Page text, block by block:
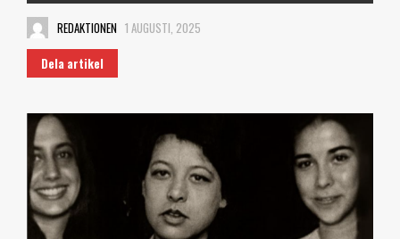
REDAKTIONEN 1 AUGUSTI, 2025
Dela artikel